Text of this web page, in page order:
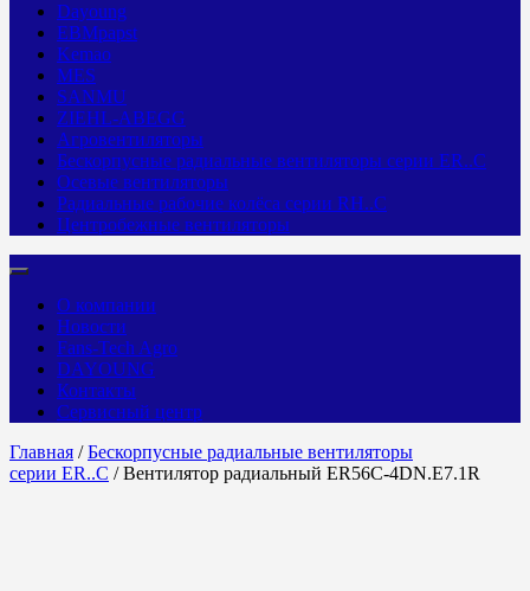
Dayoung
EBMpapst
Kemao
MES
SANMU
ZIEHL-ABEGG
Агровентиляторы
Бескорпусные радиальные вентиляторы серии ER..C
Осевые вентиляторы
Радиальные рабочие колёса серии RH..C
Центробежные вентиляторы
О компании
Новости
Fans-Tech Agro
DAYOUNG
Контакты
Сервисный центр
Главная /Бескорпусные радиальные вентиляторы
серии ER..C / Вентилятор радиальный ER56C-4DN.E7.1R